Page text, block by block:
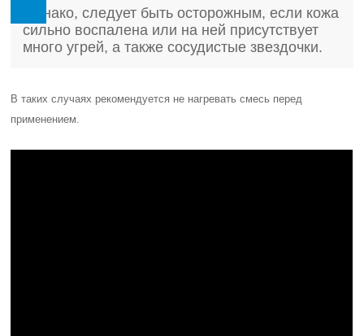
Однако, следует быть осторожным, если кожа
сильно воспалена или на ней присутствует
много угрей, а также сосудистые звездочки.
В таких случаях рекомендуется не нагревать смесь перед
применением.